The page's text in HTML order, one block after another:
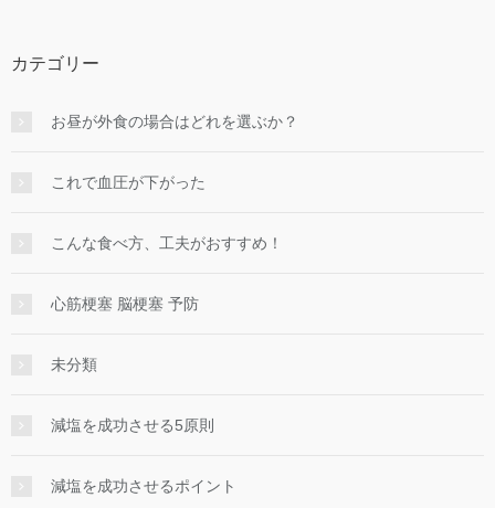
カテゴリー
お昼が外食の場合はどれを選ぶか？
これで血圧が下がった
こんな食べ方、工夫がおすすめ！
心筋梗塞 脳梗塞 予防
未分類
減塩を成功させる5原則
減塩を成功させるポイント